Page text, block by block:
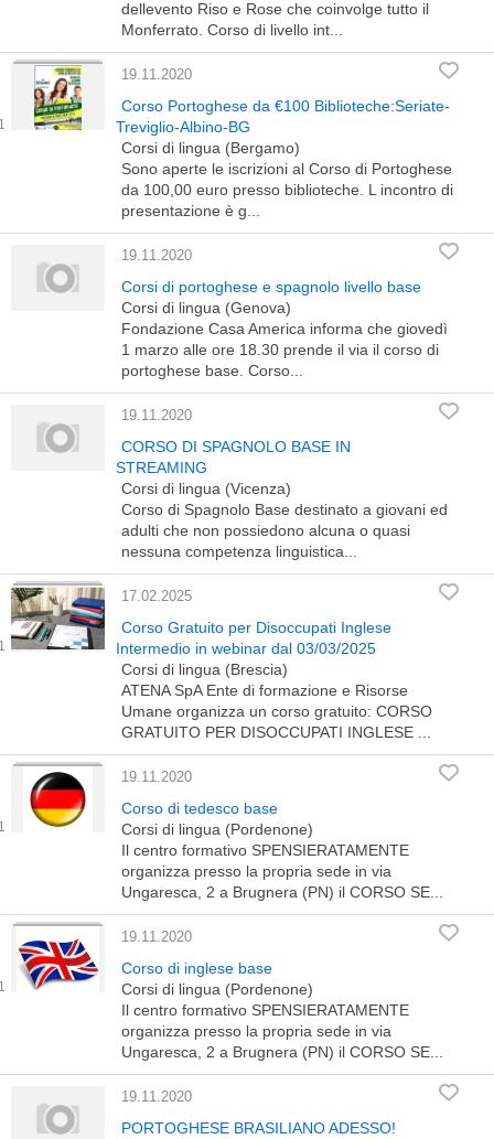
dellevento Riso e Rose che coinvolge tutto il
Monferrato. Corso di livello int...
19.11.2020
Corso Portoghese da €100 Biblioteche:Seriate-
Treviglio-Albino-BG
Corsi di lingua (Bergamo)
Sono aperte le iscrizioni al Corso di Portoghese
da 100,00 euro presso biblioteche. L incontro di
presentazione è g...
19.11.2020
Corsi di portoghese e spagnolo livello base
Corsi di lingua (Genova)
Fondazione Casa America informa che giovedì
1 marzo alle ore 18.30 prende il via il corso di
portoghese base. Corso...
19.11.2020
CORSO DI SPAGNOLO BASE IN
STREAMING
Corsi di lingua (Vicenza)
Corso di Spagnolo Base destinato a giovani ed
adulti che non possiedono alcuna o quasi
nessuna competenza linguistica...
17.02.2025
Corso Gratuito per Disoccupati Inglese
Intermedio in webinar dal 03/03/2025
Corsi di lingua (Brescia)
ATENA SpA Ente di formazione e Risorse
Umane organizza un corso gratuito: CORSO
GRATUITO PER DISOCCUPATI INGLESE ...
19.11.2020
Corso di tedesco base
Corsi di lingua (Pordenone)
Il centro formativo SPENSIERATAMENTE
organizza presso la propria sede in via
Ungaresca, 2 a Brugnera (PN) il CORSO SE...
19.11.2020
Corso di inglese base
Corsi di lingua (Pordenone)
Il centro formativo SPENSIERATAMENTE
organizza presso la propria sede in via
Ungaresca, 2 a Brugnera (PN) il CORSO SE...
19.11.2020
PORTOGHESE BRASILIANO ADESSO!